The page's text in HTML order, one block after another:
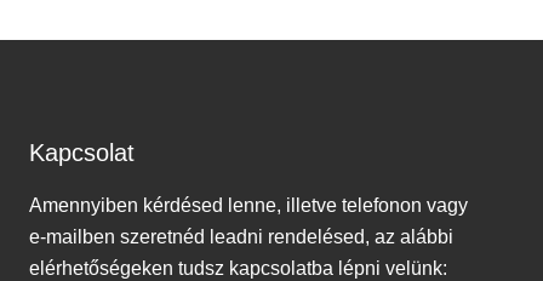
Kapcsolat
Amennyiben kérdésed lenne, illetve telefonon vagy
e-mailben szeretnéd leadni rendelésed, az alábbi
elérhetőségeken tudsz kapcsolatba lépni velünk: